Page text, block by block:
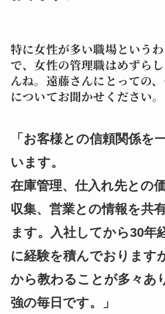
特に女性が多い職場という
で、女性の管理職はめずら
んね。遠藤さんにとっての
についてお聞かせください。
「お客様との信頼関係を
います。
在庫管理、仕入れ先との
収集、営業との情報を共
ます。入社してから30年
に経験を積んでおります
から教わることが多々あ
強の毎日です。」